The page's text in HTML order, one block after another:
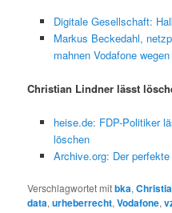
Digitale Gesellschaft:
Markus Beckedahl,
mahnen Vodafone
Christian Lindner lässt
heise.de: FDP-Politiker
löschen
Archive.org: Der
Verschlagwortet mitbka,
data,urheberrecht,Vodafone,